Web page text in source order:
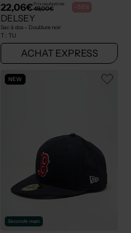
22,06€Prix neuf estimé :
49,00€ -55%
DELSEY
Sac à dos - Doublure noir
T : TU
ACHAT EXPRESS
NEW
Seconde main